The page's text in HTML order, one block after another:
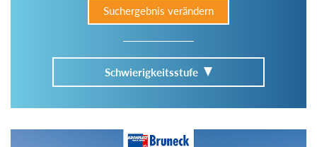
Suchergebnis verändern
Schwierigkeitsstufe